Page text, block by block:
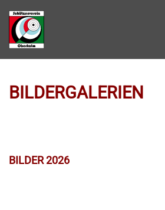
Zum Hauptinhalt springen
BILDERGALERIEN
BILDER 2026